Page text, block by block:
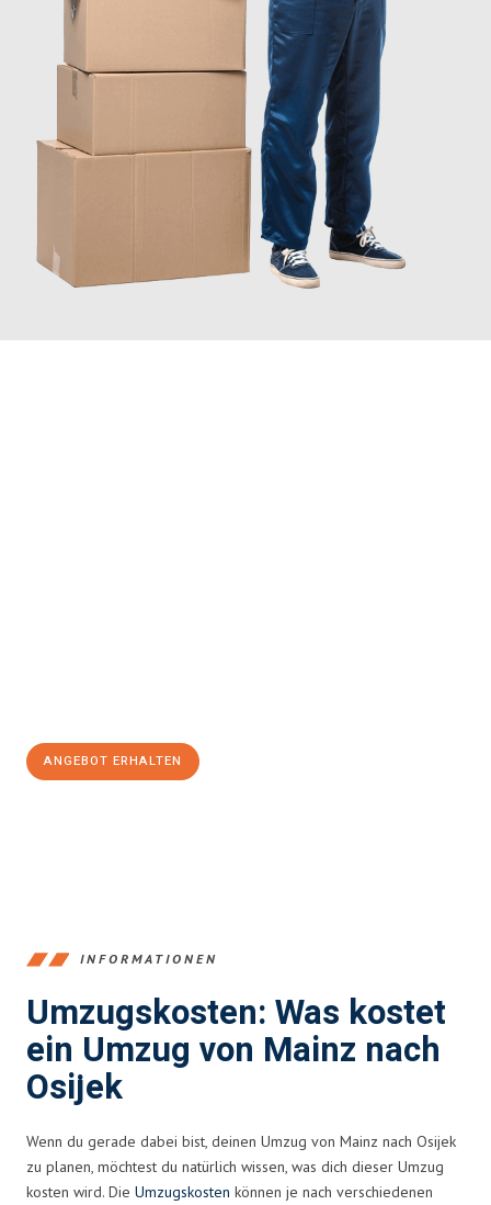
ANGEBOT ERHALTEN
INFORMATIONEN
Umzugskosten: Was kostet
ein Umzug von Mainz nach
Osijek
Wenn du gerade dabei bist, deinen Umzug von Mainz nach Osijek
zu planen, möchtest du natürlich wissen, was dich dieser Umzug
kosten wird. Die Umzugskosten können je nach verschiedenen